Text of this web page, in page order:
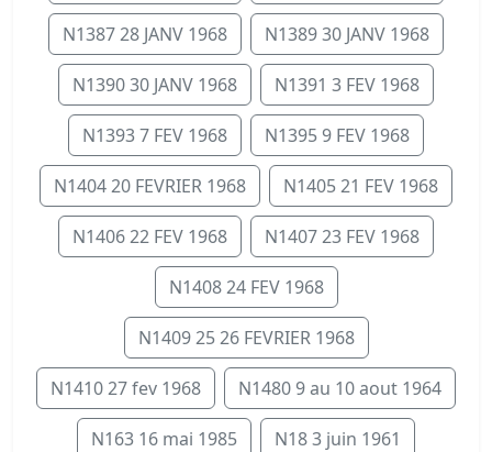
N1387 28 JANV 1968 N1389 30 JANV 1968
N1390 30 JANV 1968 N1391 3 FEV 1968
N1393 7 FEV 1968 N1395 9 FEV 1968
N1404 20 FEVRIER 1968 N1405 21 FEV 1968
N1406 22 FEV 1968 N1407 23 FEV 1968
N1408 24 FEV 1968
N1409 25 26 FEVRIER 1968
N1410 27 fev 1968 N1480 9 au 10 aout 1964
N163 16 mai 1985 N18 3 juin 1961